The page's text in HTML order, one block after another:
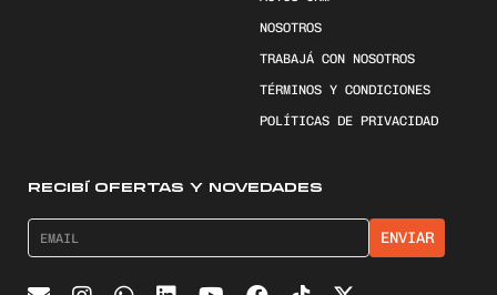
NOSOTROS
TRABAJÁ CON NOSOTROS
TÉRMINOS Y CONDICIONES
POLÍTICAS DE PRIVACIDAD
RECIBÍ OFERTAS Y NOVEDADES